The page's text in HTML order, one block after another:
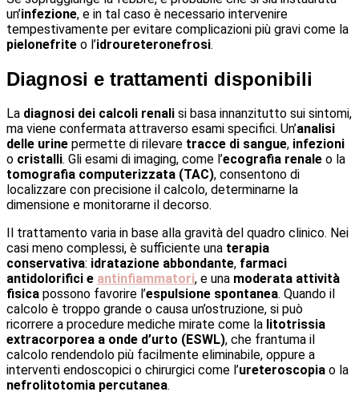
un’infezione, e in tal caso è necessario intervenire
tempestivamente per evitare complicazioni più gravi come la
pielonefrite o l’idroureteronefrosi.
Diagnosi e trattamenti disponibili
La diagnosi dei calcoli renali si basa innanzitutto sui sintomi,
ma viene confermata attraverso esami specifici. Un’analisi
delle urine permette di rilevare tracce di sangue, infezioni
o cristalli. Gli esami di imaging, come l’ecografia renale o la
tomografia computerizzata (TAC), consentono di
localizzare con precisione il calcolo, determinarne la
dimensione e monitorarne il decorso.
Il trattamento varia in base alla gravità del quadro clinico. Nei
casi meno complessi, è sufficiente una terapia
conservativa: idratazione abbondante, farmaci
antidolorifici e antinfiammatori, e una moderata attività
fisica possono favorire l’espulsione spontanea. Quando il
calcolo è troppo grande o causa un’ostruzione, si può
ricorrere a procedure mediche mirate come la litotrissia
extracorporea a onde d’urto (ESWL), che frantuma il
calcolo rendendolo più facilmente eliminabile, oppure a
interventi endoscopici o chirurgici come l’ureteroscopia o la
nefrolitotomia percutanea.